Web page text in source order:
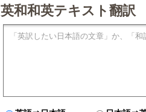
英和和英テキスト翻訳